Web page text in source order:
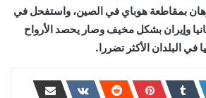
بمقاطعة هوباي في الصين، واستفحل في
وإيران بشكل مخيف وصار يحصد الأرواح